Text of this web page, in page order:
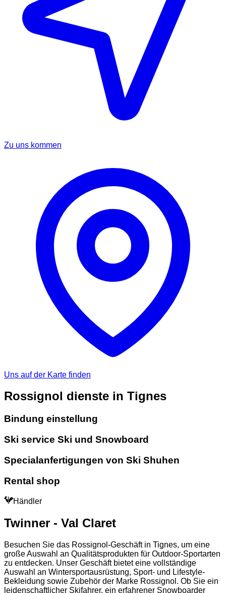
Zu uns kommen
Uns auf der Karte finden
Rossignol dienste in Tignes
Bindung einstellung
Ski service Ski und Snowboard
Specialanfertigungen von Ski Shuhen
Rental shop
Händler
Twinner - Val Claret
Besuchen Sie das Rossignol-Geschäft in Tignes, um eine
große Auswahl an Qualitätsprodukten für Outdoor-Sportarten
zu entdecken. Unser Geschäft bietet eine vollständige
Auswahl an Wintersportausrüstung, Sport- und Lifestyle-
Bekleidung sowie Zubehör der Marke Rossignol. Ob Sie ein
leidenschaftlicher Skifahrer, ein erfahrener Snowboarder